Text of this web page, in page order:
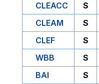
CLEACC
S
CLEAM
S
CLEF
S
WBB
S
BAI
S